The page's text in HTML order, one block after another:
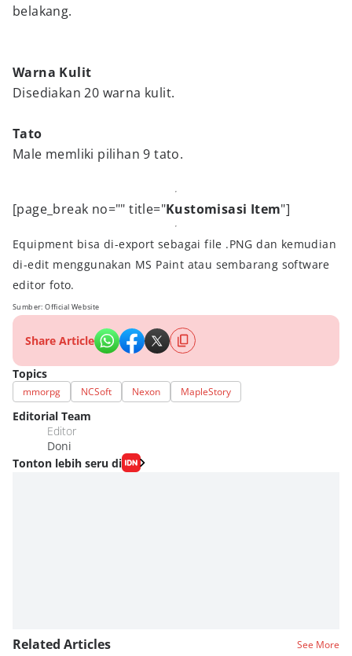
belakang.
Warna Kulit
Disediakan 20 warna kulit.
Tato
Male memliki pilihan 9 tato.
[page_break no="" title="Kustomisasi Item"]
Equipment bisa di-export sebagai file .PNG dan kemudian
di-edit menggunakan MS Paint atau sembarang software
editor foto.
Sumber: Official Website
Share Article
Topics
mmorpg NCSoft Nexon MapleStory
Editorial Team
Editor
Doni
Tonton lebih seru di
Related Articles See More